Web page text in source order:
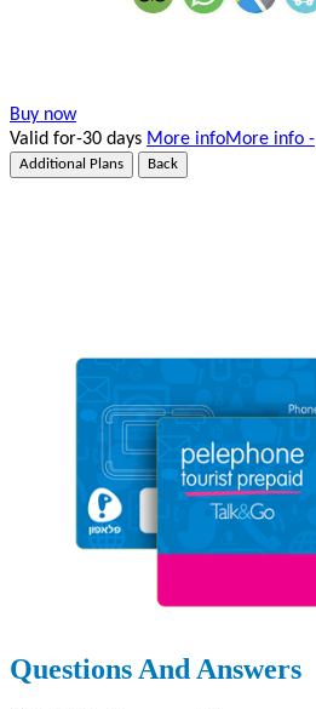
Buy now
Valid for-30 days More infoMore info -
Additional Plans Back
Questions And Answers